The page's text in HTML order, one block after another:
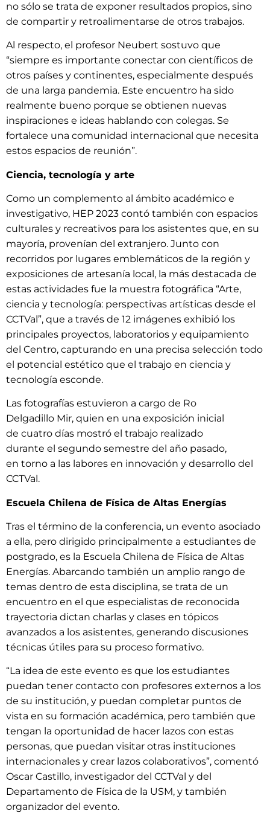
no sólo se trata de exponer resultados propios, sino
de compartir y retroalimentarse de otros trabajos.
Al respecto, el profesor Neubert sostuvo que
“siempre es importante conectar con científicos de
otros países y continentes, especialmente después
de una larga pandemia. Este encuentro ha sido
realmente bueno porque se obtienen nuevas
inspiraciones e ideas hablando con colegas. Se
fortalece una comunidad internacional que necesita
estos espacios de reunión”.
Ciencia, tecnología y arte
Como un complemento al ámbito académico e
investigativo, HEP 2023 contó también con espacios
culturales y recreativos para los asistentes que, en su
mayoría, provenían del extranjero. Junto con
recorridos por lugares emblemáticos de la región y
exposiciones de artesanía local, la más destacada de
estas actividades fue la muestra fotográfica “Arte,
ciencia y tecnología: perspectivas artísticas desde el
CCTVal”, que a través de 12 imágenes exhibió los
principales proyectos, laboratorios y equipamiento
del Centro, capturando en una precisa selección todo
el potencial estético que el trabajo en ciencia y
tecnología esconde.
Las fotografías estuvieron a cargo de Ro
Delgadillo Mir, quien en una exposición inicial
de cuatro días mostró el trabajo realizado
durante el segundo semestre del año pasado,
en torno a las labores en innovación y desarrollo del
CCTVal.
Escuela Chilena de Física de Altas Energías
Tras el término de la conferencia, un evento asociado
a ella, pero dirigido principalmente a estudiantes de
postgrado, es la Escuela Chilena de Física de Altas
Energías. Abarcando también un amplio rango de
temas dentro de esta disciplina, se trata de un
encuentro en el que especialistas de reconocida
trayectoria dictan charlas y clases en tópicos
avanzados a los asistentes, generando discusiones
técnicas útiles para su proceso formativo.
“La idea de este evento es que los estudiantes
puedan tener contacto con profesores externos a los
de su institución, y puedan completar puntos de
vista en su formación académica, pero también que
tengan la oportunidad de hacer lazos con estas
personas, que puedan visitar otras instituciones
internacionales y crear lazos colaborativos”, comentó
Oscar Castillo, investigador del CCTVal y del
Departamento de Física de la USM, y también
organizador del evento.